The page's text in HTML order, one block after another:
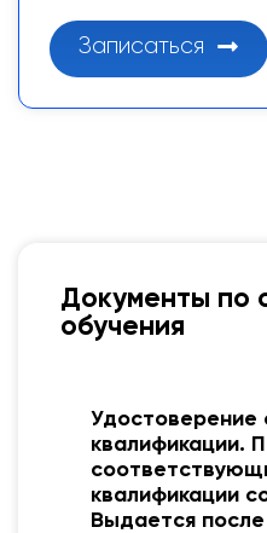
Записаться
Документы по
обучения
Удостоверение
квалификации.
квалификации
Выдается